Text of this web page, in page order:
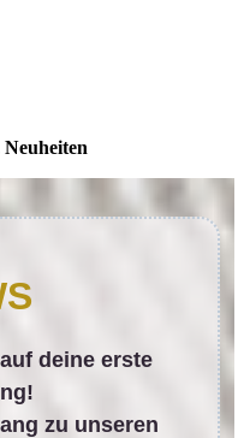
deine erste
zu unseren